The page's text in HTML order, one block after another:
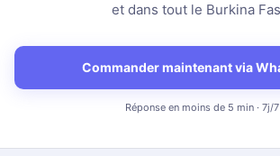
et dans tout le Burkina
Commander maintenant via
Réponse en moins de 5 min · 7j/7